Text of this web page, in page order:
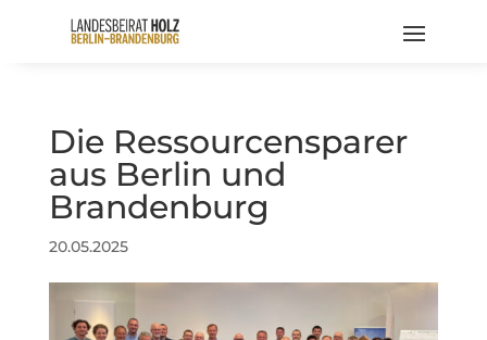
Die Ressourcensparer
aus Berlin und
Brandenburg
20.05.2025